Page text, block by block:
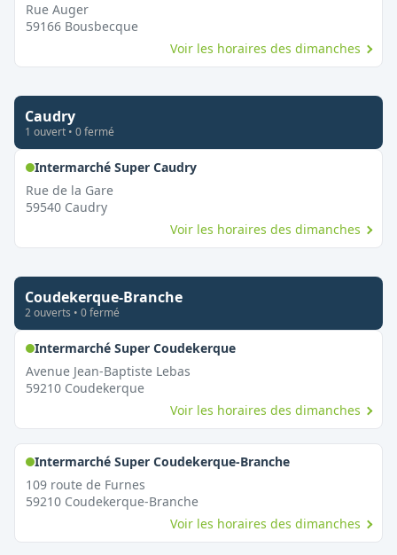
Rue Auger
59166 Bousbecque
Voir les horaires des dimanches
Caudry
1 ouvert • 0fermé
Intermarché Super Caudry,
Rue de la Gare
59540 Caudry
Voir les horaires des dimanches
Coudekerque-Branche
2ouverts • 0fermé
Intermarché Super Coudekerque,
Avenue Jean-Baptiste Lebas
59210 Coudekerque
Voir les horaires des dimanches
Intermarché Super Coudekerque-Branche,
109 route de Furnes
59210 Coudekerque-Branche
Voir les horaires des dimanches